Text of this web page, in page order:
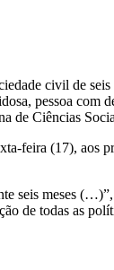
civil de
pessoa com
de Ciências
feira (17), aos
seis meses
de todas as